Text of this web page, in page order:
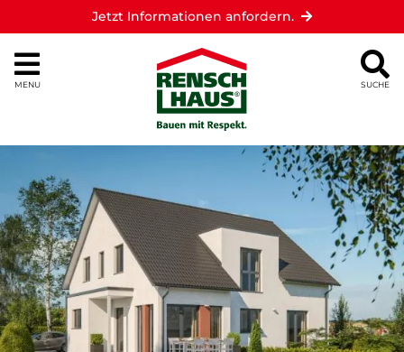
Jetzt Informationen anfordern.
MENU SUCHE